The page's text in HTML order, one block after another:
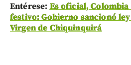
Entérese: Es oficial,
festivo: Gobierno sancionó
Virgen de Chiquinquirá